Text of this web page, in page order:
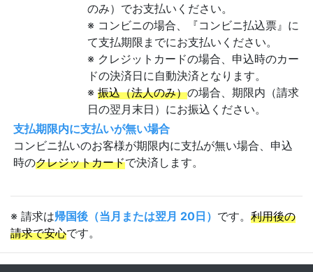
のみ）でお支払いください。
※ コンビニの場合、『コンビニ払込票』に
て支払期限までにお支払いください。
※ クレジットカードの場合、申込時のカー
ドの決済日に自動決済となります。
※ 振込（法人のみ）の場合、期限内（請求
日の翌月末日）にお振込ください。
支払期限内に支払いが無い場合
コンビニ払いのお客様が期限内に支払が無い場合、申込
時のクレジットカードで決済します。
※ 請求は帰国後（当月または翌月 20日） です。 利用後の
請求で安心です。